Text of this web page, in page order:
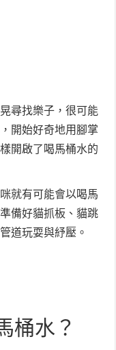
尋找樂子，很可能
開始好奇地用腳掌
開啟了喝馬桶水的
就有可能會以喝馬
備好貓抓板、貓跳
道玩耍與紓壓。
桶水？